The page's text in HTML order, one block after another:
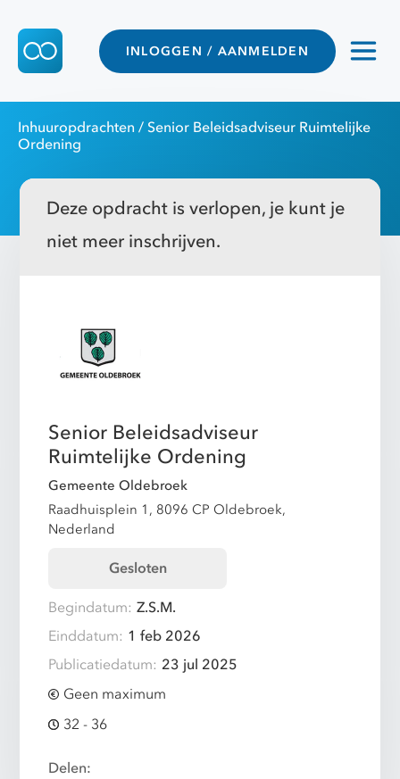
INLOGGEN / AANMELDEN
Inhuuropdrachten / Senior Beleidsadviseur Ruimtelijke
Ordening
Deze opdracht is verlopen, je kunt je
niet meer inschrijven.
Senior Beleidsadviseur
Ruimtelijke Ordening
Gemeente Oldebroek
Raadhuisplein 1, 8096 CP Oldebroek,
Nederland
Gesloten
Begindatum: Z.S.M.
Einddatum: 1 feb 2026
Publicatiedatum: 23 jul 2025
Geen maximum
32 - 36
Delen: